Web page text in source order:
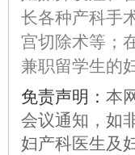
长各种产科手
宫切除术等；
兼职留学生的
免责声明：本
会议通知，如
妇产科医生及